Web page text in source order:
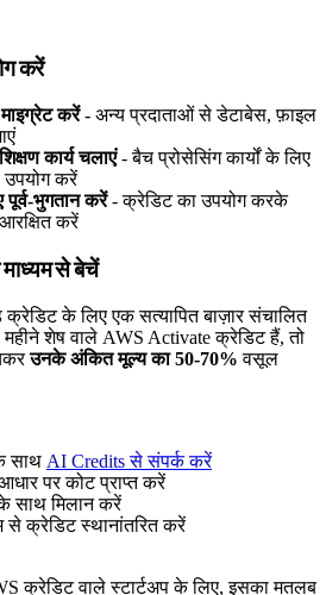
करें
करें- अन्य प्रदाताओं से डेटाबेस, फ़ाइल
कार्य चलाएं- बैच प्रोसेसिंग कार्यों के लिए
उपयोग करें
पूर्व-भुगतान करें- क्रेडिट का उपयोग करके
करें
से बेचें
के लिए एक सत्यापित बाज़ार संचालित
शेष वाले AWS Activate क्रेडिट हैं, तो
उनके अंकित मूल्य का 50-70% वसूल
साथ AI Credits से संपर्क करें
पर कोट प्राप्त करें
साथ मिलान करें
से क्रेडिट स्थानांतरित करें
क्रेडिट वाले स्टार्टअप के लिए, इसका मतलब